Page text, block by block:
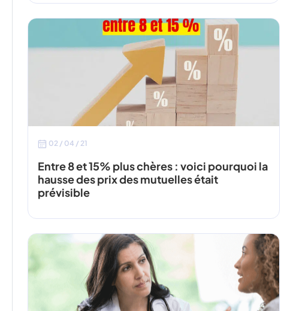
02 / 04 / 21
Entre 8 et 15% plus chères : voici pourquoi la
hausse des prix des mutuelles était
prévisible